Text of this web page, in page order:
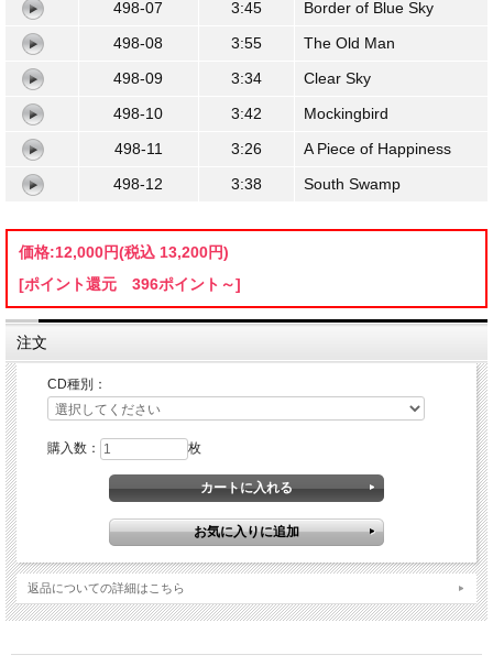
498-07
3:45
Border of Blue Sky
498-08
3:55
The Old Man
498-09
3:34
Clear Sky
498-10
3:42
Mockingbird
498-11
3:26
A Piece of Happiness
498-12
3:38 South Swamp
価格:12,000円(税込 13,200円)
[ポイント還元 396ポイント～]
注文
CD種別：
購入数： 枚
返品についての詳細はこちら